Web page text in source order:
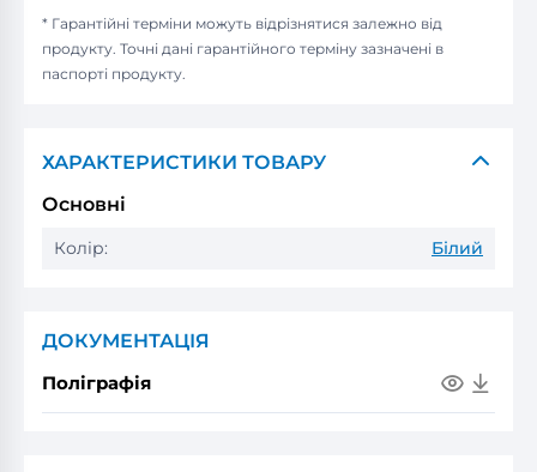
* Гарантійні терміни можуть відрізнятися залежно від
продукту. Точні дані гарантійного терміну зазначені в
паспорті продукту.
ХАРАКТЕРИСТИКИ ТОВАРУ
Основні
Колір: Білий
ДОКУМЕНТАЦІЯ
Поліграфія